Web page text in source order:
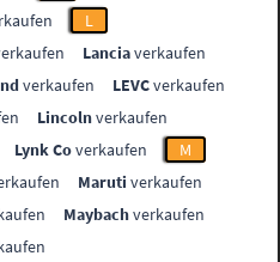
L
Lanciaverkaufen
verkaufen LEVCverkaufen
Lincolnverkaufen
Lynk Coverkaufen
M
Maruti verkaufen
Maybachverkaufen